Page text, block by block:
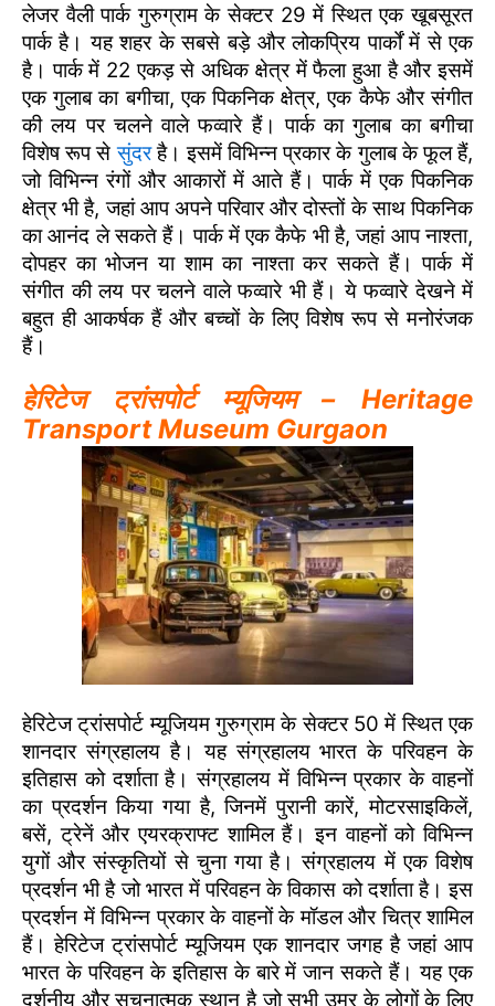
लेजर वैली पार्क गुरुग्राम के सेक्टर 29 में स्थित एक खूबसूरत
पार्क है। यह शहर के सबसे बड़े और लोकप्रिय पार्कों में से एक
है। पार्क में 22 एकड़ से अधिक क्षेत्र में फैला हुआ है और इसमें
एक गुलाब का बगीचा, एक पिकनिक क्षेत्र, एक कैफे और संगीत
की लय पर चलने वाले फव्वारे हैं। पार्क का गुलाब का बगीचा
विशेष रूप सेसुंदरहै। इसमें विभिन्न प्रकार के गुलाब के फूल हैं,
जो विभिन्न रंगों और आकारों में आते हैं। पार्क में एक पिकनिक
क्षेत्र भी है, जहां आप अपने परिवार और दोस्तों के साथ पिकनिक
का आनंद ले सकते हैं। पार्क में एक कैफे भी है, जहां आप नाश्ता,
दोपहर का भोजन या शाम का नाश्ता कर सकते हैं। पार्क में
संगीत की लय पर चलने वाले फव्वारे भी हैं। ये फव्वारे देखने में
बहुत ही आकर्षक हैं और बच्चों के लिए विशेष रूप से मनोरंजक
हैं।
हेरिटेज ट्रांसपोर्ट म्यूजियम – Heritage
Transport Museum Gurgaon
हेरिटेज ट्रांसपोर्ट म्यूजियम गुरुग्राम के सेक्टर 50 में स्थित एक
शानदार संग्रहालय है। यह संग्रहालय भारत के परिवहन के
इतिहास को दर्शाता है। संग्रहालय में विभिन्न प्रकार के वाहनों
का प्रदर्शन किया गया है, जिनमें पुरानी कारें, मोटरसाइकिलें,
बसें, ट्रेनें और एयरक्राफ्ट शामिल हैं। इन वाहनों को विभिन्न
युगों और संस्कृतियों से चुना गया है। संग्रहालय में एक विशेष
प्रदर्शन भी है जो भारत में परिवहन के विकास को दर्शाता है। इस
प्रदर्शन में विभिन्न प्रकार के वाहनों के मॉडल और चित्र शामिल
हैं। हेरिटेज ट्रांसपोर्ट म्यूजियम एक शानदार जगह है जहां आप
भारत के परिवहन के इतिहास के बारे में जान सकते हैं। यह एक
दर्शनीय और सूचनात्मक स्थान है जो सभी उम्र के लोगों के लिए